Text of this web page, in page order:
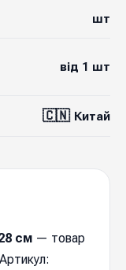
шт
від 1 шт
🇨🇳 Китай
cм — товар